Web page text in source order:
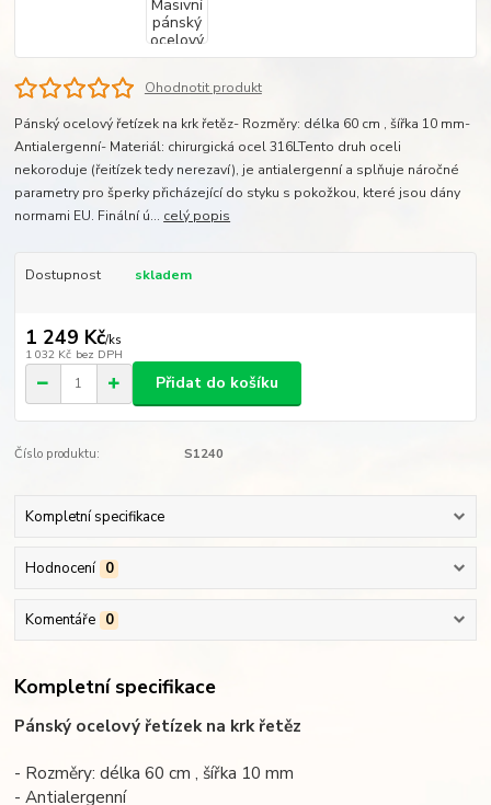
Ohodnotit produkt
Pánský ocelový řetízek na krk řetěz- Rozměry: délka 60 cm , šířka 10 mm-
Antialergenní- Materiál: chirurgická ocel 316LTento druh oceli
nekoroduje (řeitízek tedy nerezaví), je antialergenní a splňuje náročné
parametry pro šperky přicházející do styku s pokožkou, které jsou dány
normami EU. Finální ú... celý popis
Dostupnost skladem
1 249 Kč/ks
1 032 Kč bez DPH
Přidat do košíku
Číslo produktu: S1240
Kompletní specifikace
Hodnocení 0
Komentáře 0
Kompletní specifikace
Pánský ocelový řetízek na krk řetěz
- Rozměry: délka 60 cm , šířka 10 mm
- Antialergenní